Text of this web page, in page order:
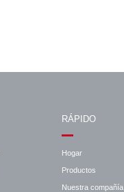
RÁPIDO
Hogar
Productos
Nuestra compañía